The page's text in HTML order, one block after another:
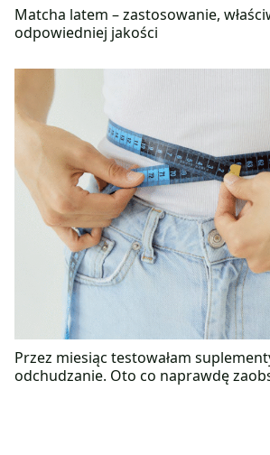
Matcha latem – zastosowanie,
odpowiedniej jakości
Przez miesiąc testowałam
odchudzanie. Oto co naprawdę